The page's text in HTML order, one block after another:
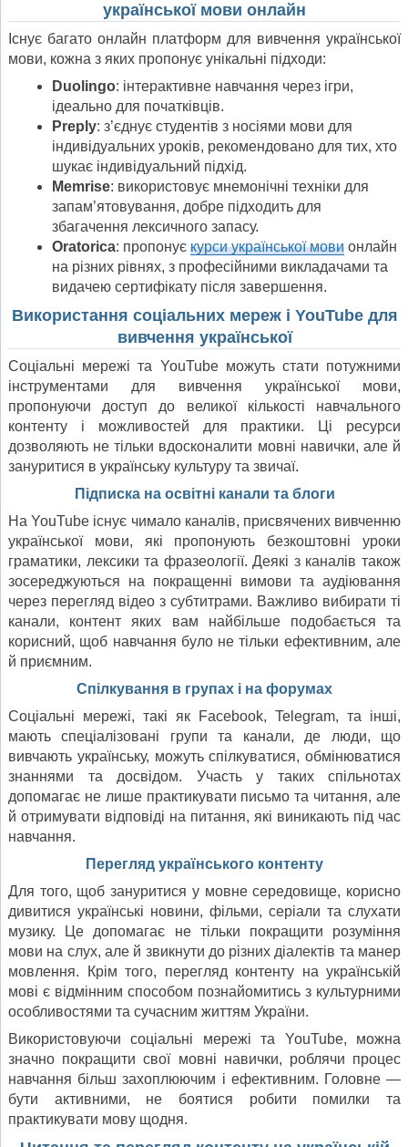
української мови онлайн
Існує багато онлайн платформ для вивчення української
мови, кожна з яких пропонує унікальні підходи:
Duolingo: інтерактивне навчання через ігри,
ідеально для початківців.
Preply: з’єднує студентів з носіями мови для
індивідуальних уроків, рекомендовано для тих, хто
шукає індивідуальний підхід.
Memrise: використовує мнемонічні техніки для
запам’ятовування, добре підходить для
збагачення лексичного запасу.
Oratorica: пропонує курси української мови онлайн
на різних рівнях, з професійними викладачами та
видачею сертифікату після завершення.
Використання соціальних мереж і YouTube для
вивчення української
Соціальні мережі та YouTube можуть стати потужними
інструментами для вивчення української мови,
пропонуючи доступ до великої кількості навчального
контенту і можливостей для практики. Ці ресурси
дозволяють не тільки вдосконалити мовні навички, але й
зануритися в українську культуру та звичаї.
Підписка на освітні канали та блоги
На YouTube існує чимало каналів, присвячених вивченню
української мови, які пропонують безкоштовні уроки
граматики, лексики та фразеології. Деякі з каналів також
зосереджуються на покращенні вимови та аудіювання
через перегляд відео з субтитрами. Важливо вибирати ті
канали, контент яких вам найбільше подобається та
корисний, щоб навчання було не тільки ефективним, але
й приємним.
Спілкування в групах і на форумах
Соціальні мережі, такі як Facebook, Telegram, та інші,
мають спеціалізовані групи та канали, де люди, що
вивчають українську, можуть спілкуватися, обмінюватися
знаннями та досвідом. Участь у таких спільнотах
допомагає не лише практикувати письмо та читання, але
й отримувати відповіді на питання, які виникають під час
навчання.
Перегляд українського контенту
Для того, щоб зануритися у мовне середовище, корисно
дивитися українські новини, фільми, серіали та слухати
музику. Це допомагає не тільки покращити розуміння
мови на слух, але й звикнути до різних діалектів та манер
мовлення. Крім того, перегляд контенту на українській
мові є відмінним способом познайомитись з культурними
особливостями та сучасним життям України.
Використовуючи соціальні мережі та YouTube, можна
значно покращити свої мовні навички, роблячи процес
навчання більш захоплюючим і ефективним. Головне —
бути активними, не боятися робити помилки та
практикувати мову щодня.